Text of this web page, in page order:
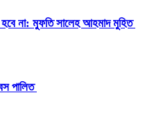
হবে না: মুফতি সালেহ আহমাদ মুহিত
পালিত